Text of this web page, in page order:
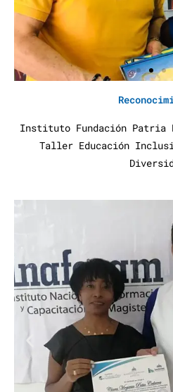
Instituto Fundación Patria
Taller Educación